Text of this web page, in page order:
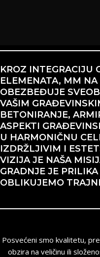
KROZ INTEGRACIJU
ELEMENATA, MM NA
OBEZBEĐUJE
VAŠIM
BETONIRANJE,
ASPEKTI
U HARMONIČNU
IZDRŽLJIVIM I
VIZIJA JE NAŠA
GRADNJE JE
OBLIKUJEMO
Posvećeni smo kvalitetu,
obzira na veličinu ili